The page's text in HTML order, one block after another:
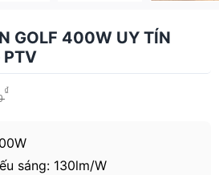
GOLF 400W UY TÍN
PTV
₫
sáng: 130lm/W